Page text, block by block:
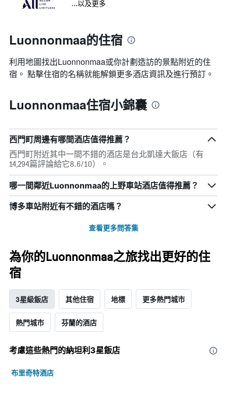
...以及更多
Luonnonmaa的住宿
利用地圖找出Luonnonmaa​​或你計劃造訪的景點附近的住
宿。 點擊住宿的名稱就能解鎖更多酒店資訊及進行預訂。
Luonnonmaa住宿小錦囊
西門町周邊有哪間酒店值得推薦？
西門町附近其中一間不錯的酒店是台北凱達大飯店（有
14,294篇評論給它8.6/10）。
哪一間鄰近Luonnonmaa的上野車站酒店值得推薦？
博多車站附近有不錯的酒店嗎？
查看更多問答集
為你的Luonnonmaa之旅找出更好的住
宿
3星級飯店 其他住宿 地標 更多熱門城市
熱門城市 芬蘭的酒店
考慮這些熱門的納坦利3星​飯店
布里奇特酒店